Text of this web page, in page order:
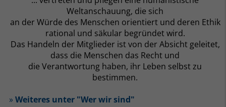
Weltanschauung, die sich
an der Würde des Menschen orientiert und deren Ethik
rational und säkular begründet wird.
Das Handeln der Mitglieder ist von der Absicht geleitet,
dass die Menschen das Recht und
die Verantwortung haben, ihr Leben selbst zu
bestimmen.
» Weiteres unter "Wer wir sind"